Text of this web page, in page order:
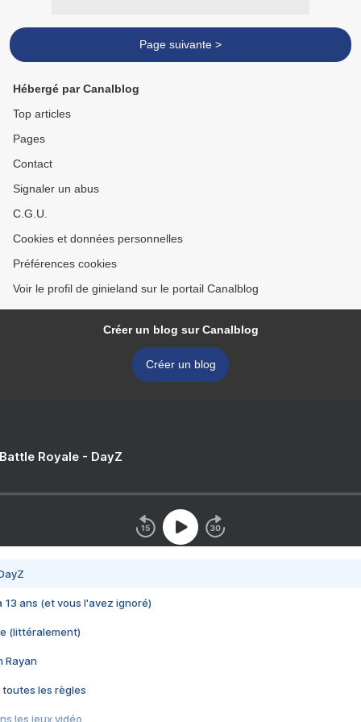
Page suivante >
Hébergé par Canalblog
Top articles
Pages
Contact
Signaler un abus
C.G.U.
Cookies et données personnelles
Préférences cookies
Voir le profil de ginieland sur le portail Canalblog
Créer un blog sur Canalblog
Créer un blog
Royale - DayZ
13 ans (et vous l'avez ignoré)
(littéralement)
Rayan
toutes les règles
les jeux vidéo